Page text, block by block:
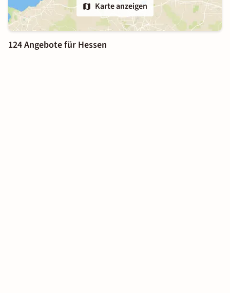
Karte anzeigen
124 Angebote für Hessen